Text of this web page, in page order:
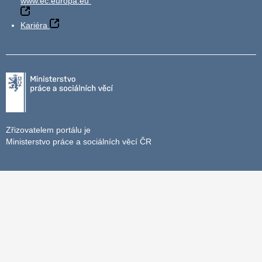
Kariéra
Zřizovatelem portálu je
Ministerstvo práce a sociálních věcí ČR